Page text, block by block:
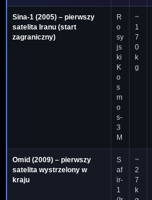
Sina-1 (2005) – pierwszy
satelita Iranu (start
zagraniczny)
R
o
sy
js
ki
K
o
s
m
o
s-
3
M
~
1
7
0
k
g
Omid (2009) – pierwszy
satelita wystrzelony w
kraju
S
af
ir-
1
~
2
7
k